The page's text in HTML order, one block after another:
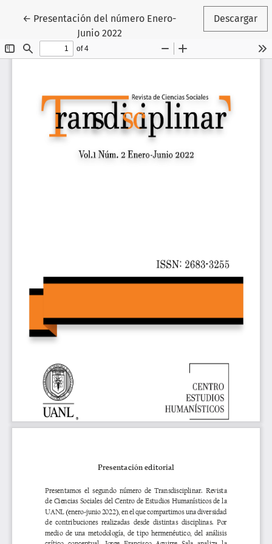
← Volver a los detalles del artículo
Presentación del número Enero-
Junio 2022
Descargar